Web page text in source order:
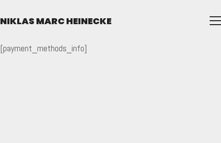
NIKLAS MARC HEINECKE
[payment_methods_info]